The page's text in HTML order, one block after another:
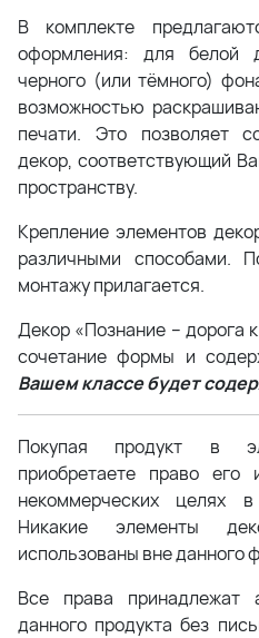
В комплекте
оформления: для белой
черного (или тёмного)
возможностью
печати. Это позволяет
декор, соответствующий
пространству.
Крепление элементов
различными способами.
монтажу прилагается.
Декор «Познание – дорога
сочетание формы и
Вашем классе будет
Покупая продукт в
приобретаете право его
некоммерческих целях
Никакие элементы
использованы вне данного
Все права принадлежат
данного продукта без